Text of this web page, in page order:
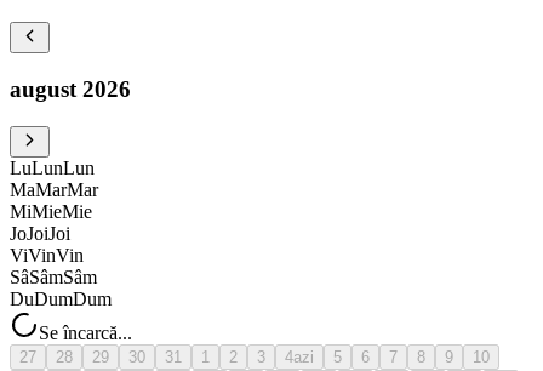
august 2026
LuLunLun
MaMarMar
MiMieMie
JoJoiJoi
ViVinVin
SâSâmSâm
DuDumDum
Se încarcă...
27 28 29 30 31 1 2 3 4azi 5 6 7 8 9
10